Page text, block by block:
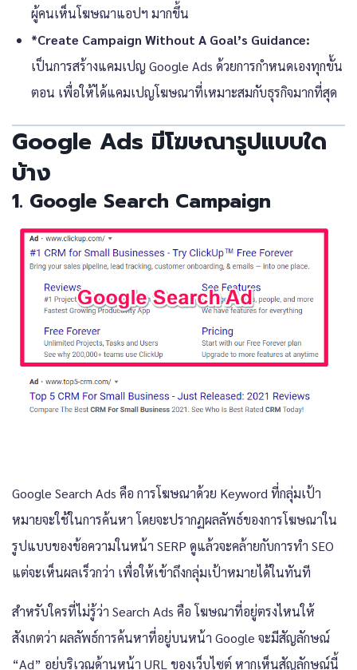
ผู้คนเห็นโฆษณาแอปฯ มากขึ้น
*Create Campaign Without A Goal’s Guidance:
เป็นการสร้างแคมเปญ Google Ads ด้วยการกำหนดเองทุกขั้น
ตอน เพื่อให้ได้แคมเปญโฆษณาที่เหมาะสมกับธุรกิจมากที่สุด
Google Ads มีโฆษณารูปแบบใด
บ้าง
1. Google Search Campaign
Google Search Ads คือ การโฆษณาด้วย Keyword ที่กลุ่มเป้า
หมายจะใช้ในการค้นหา โดยจะปรากฏผลลัพธ์ของการโฆษณาใน
รูปแบบของข้อความในหน้า SERP ดูแล้วจะคล้ายกับการทำ SEO
แต่จะเห็นผลเร็วกว่า เพื่อให้เข้าถึงกลุ่มเป้าหมายได้ในทันที
สำหรับใครที่ไม่รู้ว่า Search Ads คือ โฆษณาที่อยู่ตรงไหนให้
สังเกตว่า ผลลัพธ์การค้นหาที่อยู่บนหน้า Google จะมีสัญลักษณ์
“Ad” อยู่บริเวณด้านหน้า URL ของเว็บไซต์ หากเห็นสัญลักษณ์นี้